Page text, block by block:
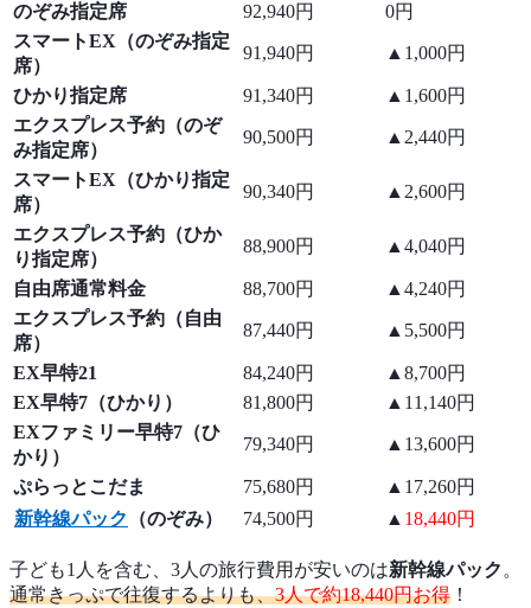
のぞみ指定席
92,940円
0円
スマートEX（のぞみ指定
席）
91,940円 ▲1,000円
ひかり指定席 91,340円
▲1,600円
エクスプレス予約（のぞ
み指定席）
90,500円 ▲2,440円
スマートEX（ひかり指定
席）
90,340円 ▲2,600円
エクスプレス予約（ひか
り指定席）
88,900円 ▲4,040円
自由席通常料金 88,700円
▲4,240円
エクスプレス予約（自由
席）
87,440円 ▲5,500円
EX早特21 84,240円
▲8,700円
EX早特7（ひかり）
81,800円
▲11,140円
EXファミリー早特7（ひ
かり）
79,340円 ▲13,600円
ぷらっとこだま 75,680円
▲17,260円
新幹線パック
（のぞみ） 74,500円 ▲ 18,440円
子ども1人を含む、3人の旅行費用が安いのは新幹線パック 。
通常きっぷで往復するよりも、3人で約18,440円お得 ！